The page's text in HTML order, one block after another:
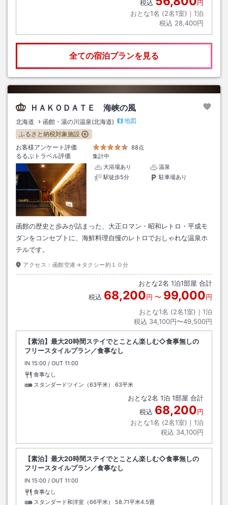
税込
円
おとな1名 (2名1室)｜ 1泊
税込 28,400円
全ての宿泊プランを見る
ＨＡＫＯＤＡＴＥ 海峡の風
北海道 函館・湯の川温泉(北海道)
地図
ふるさと納税対象施設
お客様アンケート評価
88点
るるぶトラベル評価
集計中
大浴場あり
温泉
駅徒歩5分
駐車場あり
函館の歴史と歩みが詰まった、大正ロマン・昭和レトロ・平成モ
ダンをコンセプトに、海鮮料理自慢のレトロでおしゃれな温泉ホ
テルです。
アクセス： 函館空港→タクシー約１０分
おとな2名 1泊1部屋 合計
税込 68,200円 〜 99,000円
おとな1名 (2名1室)｜ 1泊
税込 34,100円〜49,500円
【素泊】最大20時間ステイでとことん楽しむ◇食事無しの
フリースタイルプラン／食事なし
IN チェックイン
15:00 / OUT チェックアウト
11:00
食事なし
スタンダードツイン（63平米）
63平米
おとな2名 1泊 1部屋 合計
税込 68,200円
おとな1名 (2名1室)｜ 1泊
税込 34,100円
【素泊】最大20時間ステイでとことん楽しむ◇食事無しの
フリースタイルプラン／食事なし
IN チェックイン
15:00 / OUT チェックアウト
11:00
食事なし
スタンダード和洋室（66平米）
58.71平米4.5畳